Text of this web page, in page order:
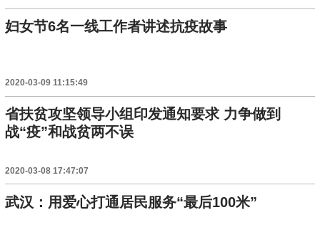
妇女节6名一线工作者讲述抗疫故事
2020-03-09 11:15:49
省扶贫攻坚领导小组印发通知要求 力争做到
战“疫”和战贫两不误
2020-03-08 17:47:07
武汉：用爱心打通居民服务“最后100米”